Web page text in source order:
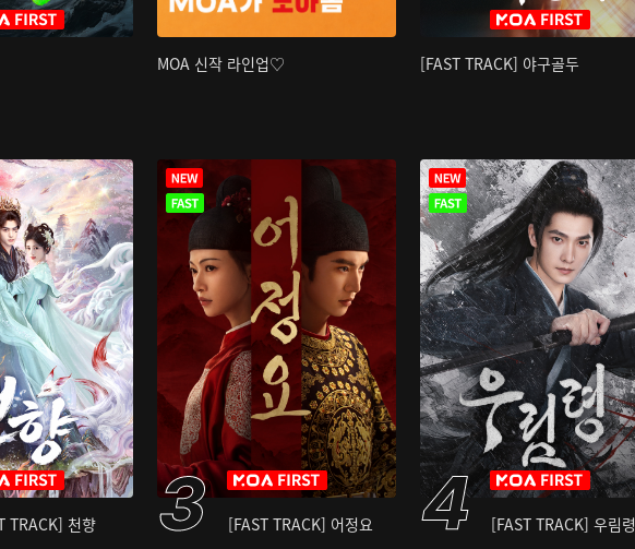
MOA 신작 라인업♡ [FAST TRACK] 야구골두
TRACK] 천향 [FAST TRACK] 어정요 [FAST TRACK] 우림령